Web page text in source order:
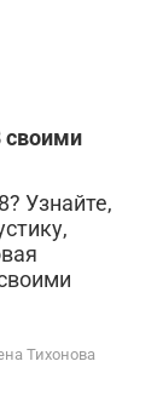
своими
Узнайте,
Тихонова